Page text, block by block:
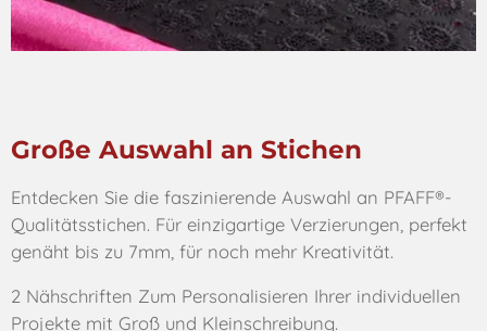
Große Auswahl an Stichen
Entdecken Sie die faszinierende Auswahl an PFAFF®-
Qualitätsstichen. Für einzigartige Verzierungen, perfekt
genäht bis zu 7mm, für noch mehr Kreativität.
2 Nähschriften Zum Personalisieren Ihrer individuellen
Projekte mit Groß und Kleinschreibung.